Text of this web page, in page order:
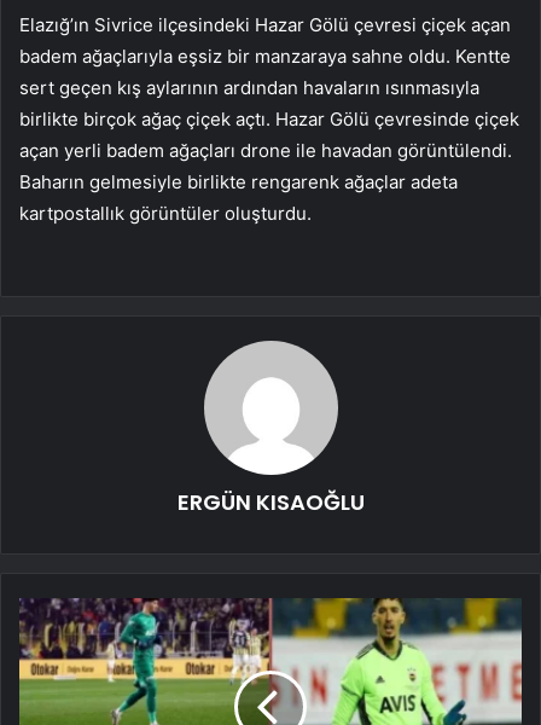
Elazığ’ın Sivrice ilçesindeki Hazar Gölü çevresi çiçek açan
badem ağaçlarıyla eşsiz bir manzaraya sahne oldu. Kentte
sert geçen kış aylarının ardından havaların ısınmasıyla
birlikte birçok ağaç çiçek açtı. Hazar Gölü çevresinde çiçek
açan yerli badem ağaçları drone ile havadan görüntülendi.
Baharın gelmesiyle birlikte rengarenk ağaçlar adeta
kartpostallık görüntüler oluşturdu.
ERGÜN KISAOĞLU